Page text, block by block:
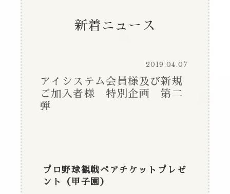
新着ニュース
2019.04.07
アイシステム会員様及び新規
ご加入者様 特別企画 第二
弾
プロ野球観戦ペアチケットプレゼ
ント（甲子園）